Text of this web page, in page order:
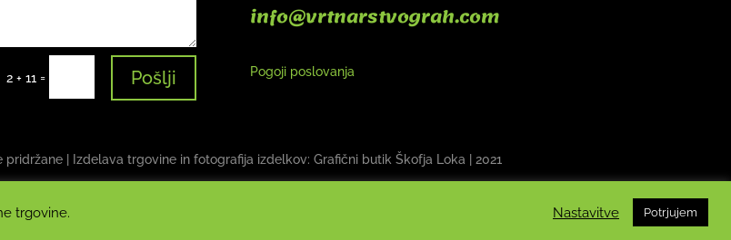
2 + 11= Pošlji
info@vrtnarstvograh.com
Pogoji poslovanja
pridržane | Izdelava trgovine in fotografija izdelkov: Grafični butik Škofja Loka | 2021
trgovine. Nastavitve Potrjujem